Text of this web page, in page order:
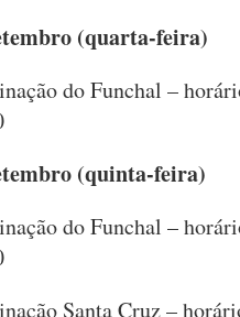
(quarta-feira)
do Funchal –
(quinta-feira)
do Funchal –
Santa Cruz –